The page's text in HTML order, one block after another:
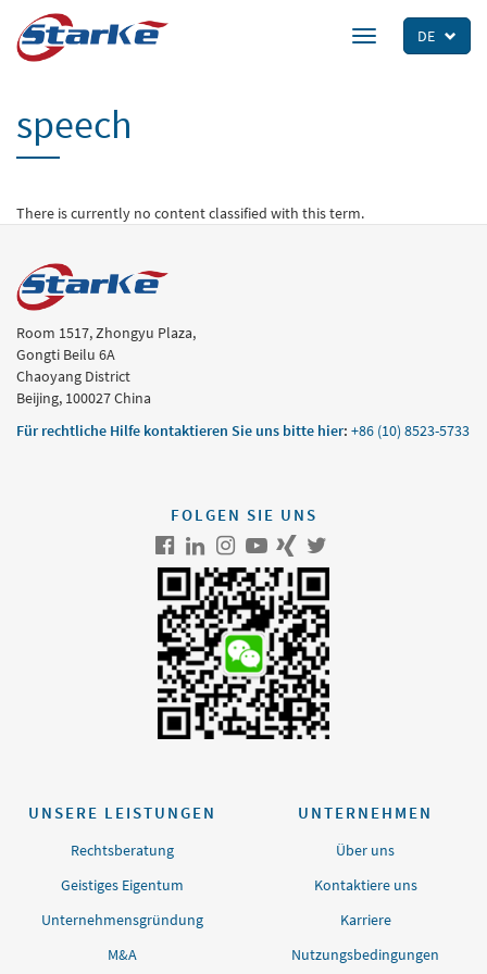
main
DE
Toggle
navigation
speech
There is currently no content classified with this term.
Room 1517, Zhongyu Plaza,
Gongti Beilu 6A
Chaoyang District
Beijing, 100027 China
Für rechtliche Hilfe kontaktieren Sie uns bitte hier: +86 (10) 8523-5733
FOLGEN SIE UNS
UNSERE LEISTUNGEN
Rechtsberatung
Geistiges Eigentum
Unternehmensgründung
M&A
UNTERNEHMEN
Über uns
Kontaktiere uns
Karriere
Nutzungsbedingungen